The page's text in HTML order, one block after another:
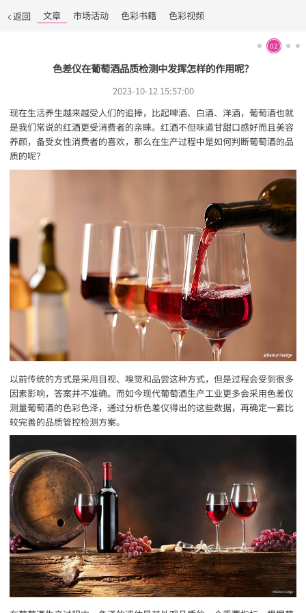
返回 文章 市场活动 色彩书籍 色彩视频
02
色差仪在葡萄酒品质检测中发挥怎样的作用呢？
2023-10-12 15:57:00
现在生活养生越来越受人们的追捧，比起啤酒、白酒、洋酒，葡萄酒也就
是我们常说的红酒更受消费者的亲睐。红酒不但味道甘甜口感好而且美容
养颜，备受女性消费者的喜欢，那么在生产过程中是如何判断葡萄酒的品
质的呢？
以前传统的方式是采用目视、嗅觉和品尝这种方式，但是过程会受到很多
因素影响，答案并不准确。而如今现代葡萄酒生产工业更多会采用色差仪
测量葡萄酒的色彩色泽，通过分析色差仪得出的这些数据，再确定一套比
较完善的品质管控检测方案。